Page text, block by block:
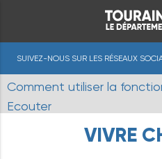
SUIVEZ-NOUS SUR LES RÉSEAUX
Comment utiliser la
Ecouter
VIVRE